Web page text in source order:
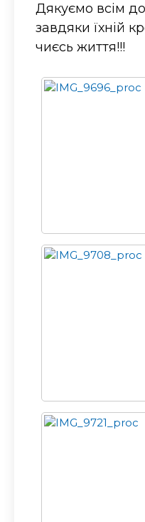
Дякуємо всім
завдяки їхній
чиєсь життя!!!